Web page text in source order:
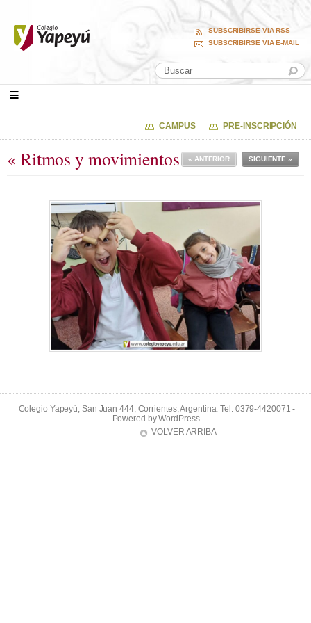
SUBSCRIBIRSE VIA RSS
SUBSCRIBIRSE VIA E-MAIL
CAMPUS PRE-INSCRIPCIÓN
« Ritmos y movimientos SIGUIENTE »
« ANTERIOR
Colegio Yapeyú, San Juan 444, Corrientes, Argentina. Tel: 0379-4420071 -
Powered byWordPress.
VOLVER ARRIBA